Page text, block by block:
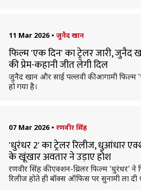
11 Mar 2026 • जुनैद खान
फिल्म 'एक दिन' का ट्रेलर जारी, जुनैद
की प्रेम-कहानी जीत लेगी दिल
जुनैद खान और साई पल्लवी की आगामी फिल्म
हो गया है।
07 Mar 2026 • रणवीर सिंह
'धुरंधर 2' का ट्रेलर रिलीज, धुआंधार
के खूंखार अवतार ने उड़ाए होश
रणवीर सिंह की एक्शन-थ्रिलर फिल्म 'धुरंधर' ने
रिलीज होते ही बॉक्स ऑफिस पर सुनामी ला दी